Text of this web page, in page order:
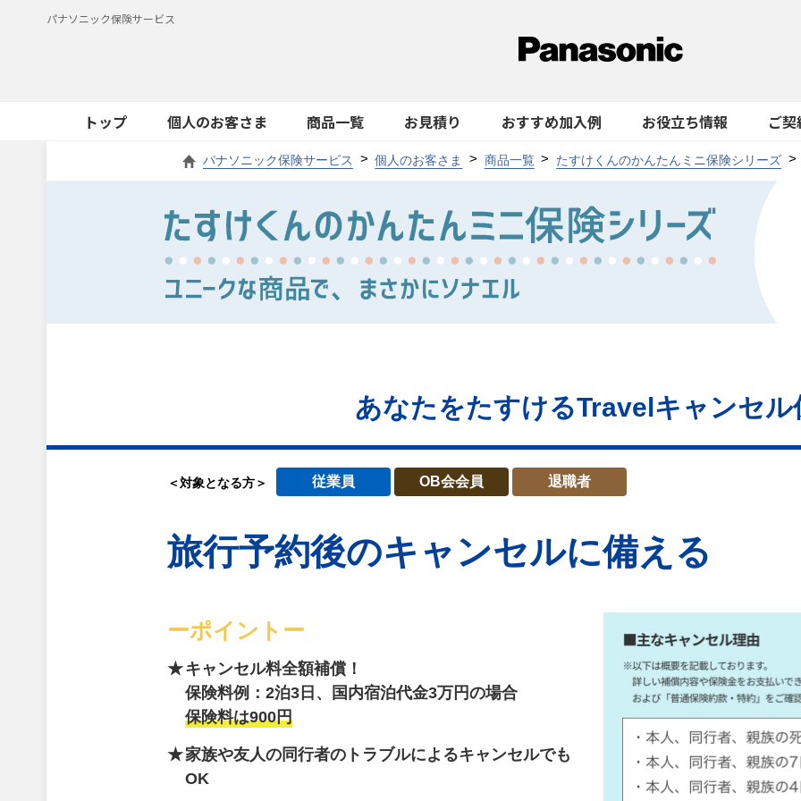
パナソニック保険サービス
トップ 個人のお客さま 商品一覧 お見積り おすすめ加入例 お役立ち情報 ご
パナソニック保険サービス 個人のお客さま 商品一覧 たすけくんのかんたんミニ保険シリーズ
あなたをたすけるTravelキャンセル
＜対象となる方＞ 従業員 OB会会員 退職者
旅行予約後のキャンセルに備える
ーポイントー
キャンセル料全額補償！
保険料例：2泊3日、国内宿泊代金3万円の場合
保険料は900円
家族や友人の同行者のトラブルによるキャンセルでも
OK